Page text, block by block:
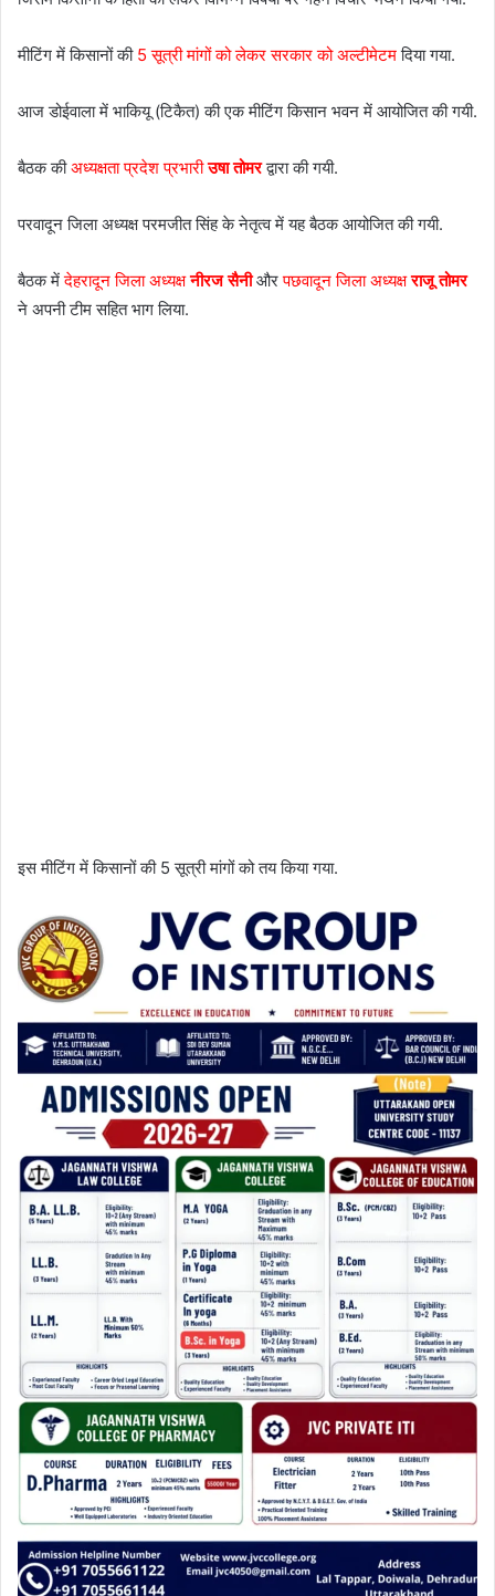
मीटिंग में किसानों की 5 सूत्री मांगों को लेकर सरकार को अल्टीमेटमदिया गया.
आज डोईवाला में भाकियू (टिकैत) की एक मीटिंग किसान भवन में आयोजित की गयी.
बैठक कीअध्यक्षता प्रदेश प्रभारीउषा तोमरद्वारा की गयी.
परवादून जिला अध्यक्ष परमजीत सिंह के नेतृत्व में यह बैठक आयोजित की गयी.
बैठक मेंदेहरादून जिला अध्यक्षनीरज सैनीऔरपछवादून जिला अध्यक्षराजू तोमर
ने अपनी टीम सहित भाग लिया.
इस मीटिंग में किसानों की 5 सूत्री मांगों को तय किया गया.